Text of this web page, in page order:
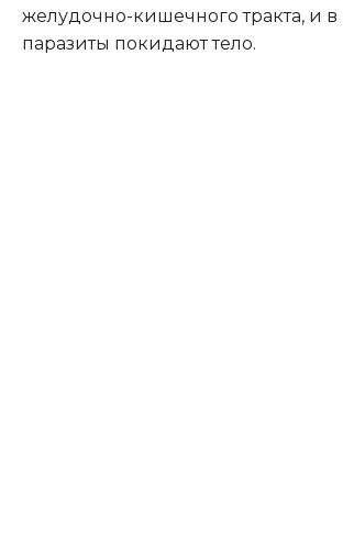
желудочно-кишечного тракта, и в
паразиты покидают тело.